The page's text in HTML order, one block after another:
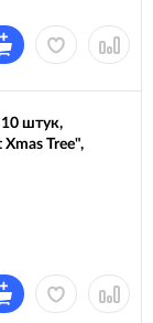
штук,
Tree",